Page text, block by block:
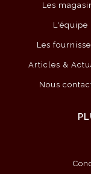
Les
L'équipe
Les
Articles &
Nous